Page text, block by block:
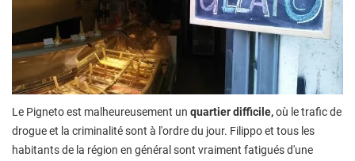
Le Pigneto est malheureusement un quartier difficile,où le trafic de
drogue et la criminalité sont à l'ordre du jour. Filippo et tous les
habitants de la région en général sont vraiment fatigués d'une